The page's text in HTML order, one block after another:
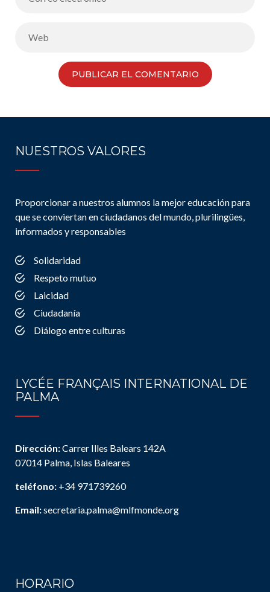
NUESTROS VALORES
Proporcionar a nuestros alumnos la mejor educación para
que se conviertan en ciudadanos del mundo, plurilingües,
informados y responsables
Solidaridad
Respeto mutuo
Laicidad
Ciudadanía
Diálogo entre culturas
LYCÉE FRANÇAIS INTERNATIONAL DE
PALMA
Dirección:Carrer Illes Balears 142A
07014 Palma, Islas Baleares
teléfono: +34 971739260
Email:secretaria.palma@mlfmonde.org
HORARIO